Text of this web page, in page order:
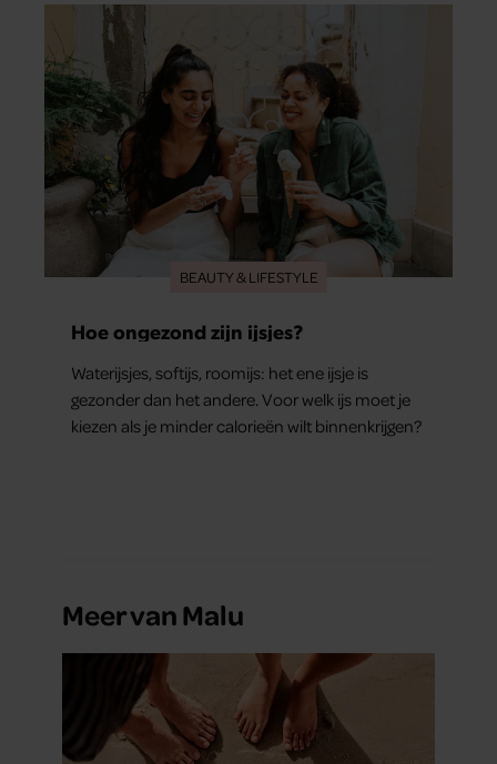
BEAUTY & LIFESTYLE
Hoe ongezond zijn ijsjes?
Waterijsjes, softijs, roomijs: het ene ijsje is
gezonder dan het andere. Voor welk ijs moet je
kiezen als je minder calorieën wilt binnenkrijgen?
Meer van Malu